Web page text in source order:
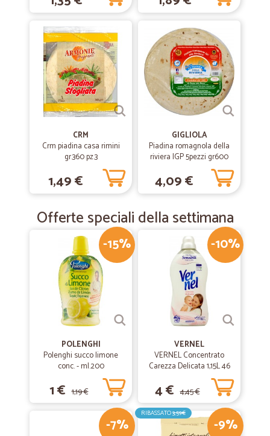
Eccezionale. Super consigliato.
CRM
Crm piadina casa rimini
gr.360 pz.3
1,49 €
GIGLIOLA
Piadina romagnola della
riviera IGP 5pezzi gr600
4,09 €
Offerte speciali della settimana
-15%
POLENGHI
Polenghi succo limone
conc. - ml.200
1 € 1,19 €
-10%
VERNEL
VERNEL Concentrato
Carezza Delicata 1,15L 46
4 € 4,45 €
-7% -9%
RIBASSATO3,59€